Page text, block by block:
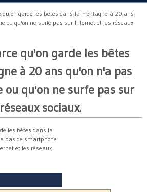
qu'on garde les bêtes dans la montagne à 20 ans
ou qu'on ne surfe pas sur Internet et les réseaux
qu'on garde les bêtes
à 20 ans qu'on n'a pas
ou qu'on ne surfe pas sur
sociaux.
les bêtes dans la
pas de smartphone
et les réseaux